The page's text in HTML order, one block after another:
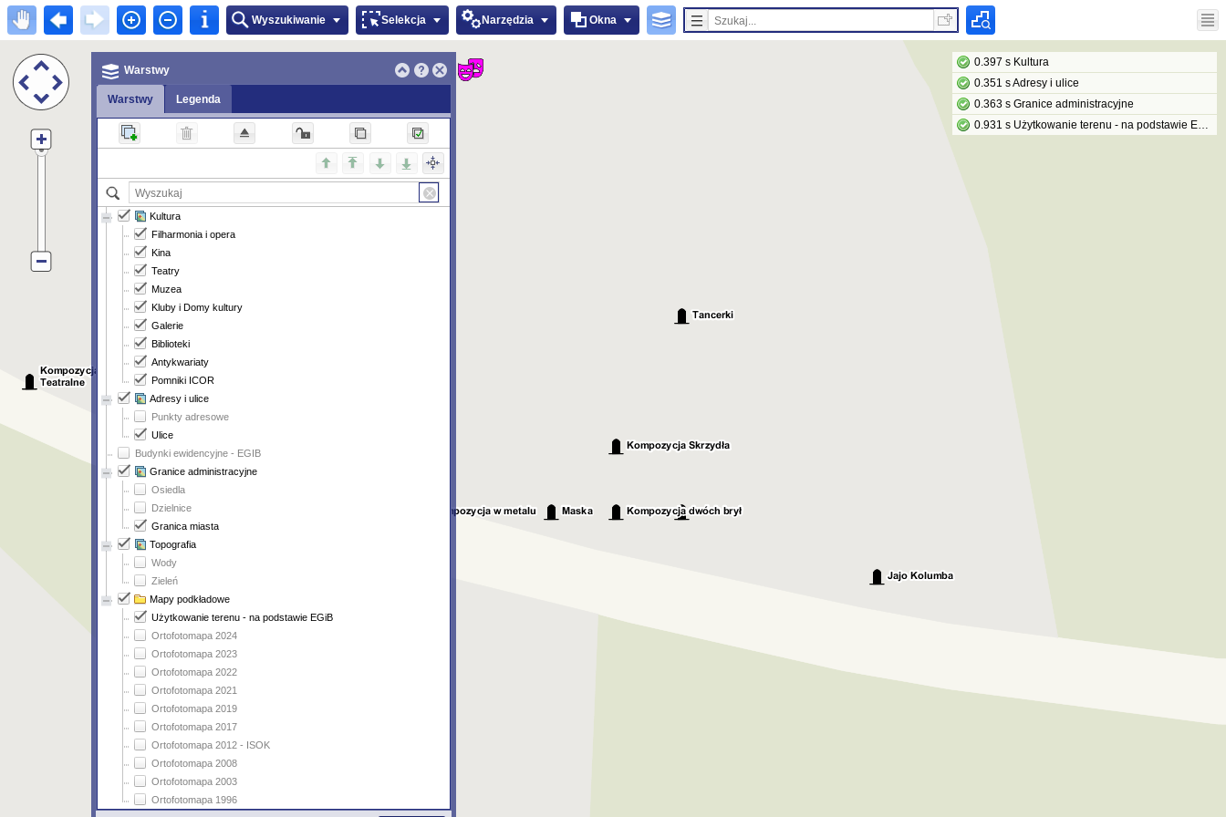
Wyszukiwanie Selekcja Narzędzia Okna
0.397 s Kultura
0.351 s Adresy i ulice
0.363 s Granice administracyjne
0.931 s Użytkowanie terenu - na podstawie EGiB
Warstwy
Warstwy Legenda
Kultura
Filharmonia i opera
Kina
Teatry
Muzea
Kluby i Domy kultury
Galerie
Biblioteki
Antykwariaty
Pomniki ICOR
Adresy i ulice
Punkty adresowe
Ulice
Budynki ewidencyjne - EGIB
Granice administracyjne
Osiedla
Dzielnice
Granica miasta
Topografia
Wody
Zieleń
Mapy podkładowe
Użytkowanie terenu - na podstawie EGiB
Ortofotomapa 2024
Ortofotomapa 2023
Ortofotomapa 2022
Ortofotomapa 2021
Ortofotomapa 2019
Ortofotomapa 2017
Ortofotomapa 2012 - ISOK
Ortofotomapa 2008
Ortofotomapa 2003
Ortofotomapa 1996